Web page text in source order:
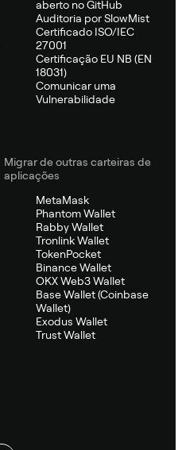
aberto no GitHub
Auditoria por SlowMist
Certificado ISO/IEC
27001
Certificação EU NB (EN
18031)
Comunicar uma
Vulnerabilidade
Migrar de outras carteiras de
aplicações
MetaMask
Phantom Wallet
Rabby Wallet
Tronlink Wallet
TokenPocket
Binance Wallet
OKX Web3 Wallet
Base Wallet (Coinbase
Wallet)
Exodus Wallet
Trust Wallet